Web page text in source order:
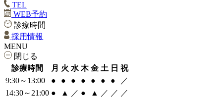
TEL
WEB予約
診療時間
採用情報
MENU
閉じる
診療時間
月 火 水 木 金 土 日 祝
9:30～13:00
● ● ● ● ● ● ●
／
14:30～21:00 ● ▲ ／ ● ▲ ／ ／ ／